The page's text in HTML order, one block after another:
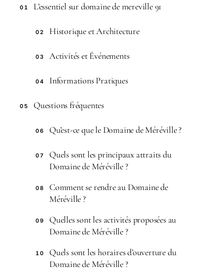
01 L’essentiel sur domaine de mereville 91
02 Historique et Architecture
03 Activités et Événements
04 Informations Pratiques
05 Questions fréquentes
06 Qu’est-ce que le Domaine de Méréville ?
07
Quels sont les principaux attraits du
Domaine de Méréville ?
08
Comment se rendre au Domaine de
Méréville ?
09
Quelles sont les activités proposées au
Domaine de Méréville ?
10
Quels sont les horaires d’ouverture du
Domaine de Méréville ?